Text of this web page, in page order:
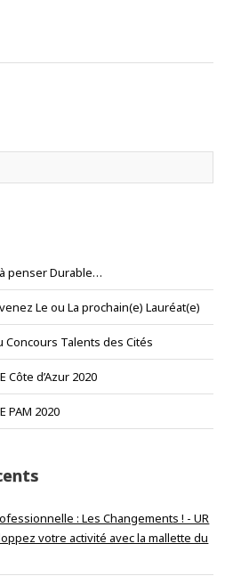
penser Durable…
Le ou La prochain(e) Lauréat(e)
Concours Talents des Cités
Côte d’Azur 2020
PAM 2020
: Les Changements ! - UR
votre activité avec la mallette du